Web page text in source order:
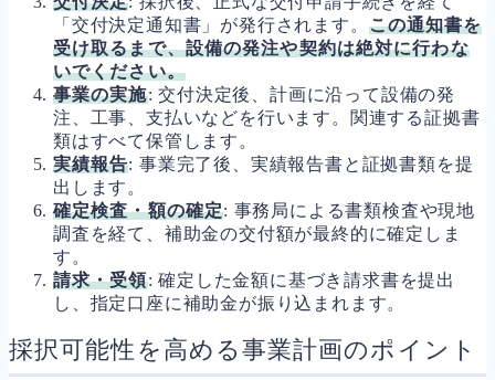
「交付決定通知書」が発行されます。 この通知書を
受け取るまで、設備の発注や契約は絶対に行わな
いでください。
事業の実施: 交付決定後、計画に沿って設備の発
注、工事、支払いなどを行います。関連する証拠書
類はすべて保管します。
実績報告: 事業完了後、実績報告書と証拠書類を提
出します。
確定検査・額の確定: 事務局による書類検査や現地
調査を経て、補助金の交付額が最終的に確定しま
す。
請求・受領: 確定した金額に基づき請求書を提出
し、指定口座に補助金が振り込まれます。
採択可能性を高める事業計画のポイント